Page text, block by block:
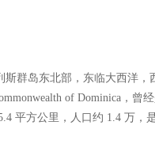
群岛东北部，东临大西洋
of Dominica，曾
平方公里，人口约 1.4 万